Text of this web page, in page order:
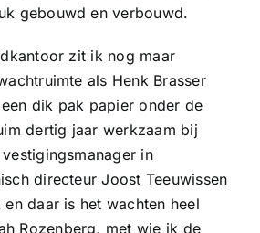
gebouwd en verbouwd.
zit ik nog maar
als Henk Brasser
dik pak papier onder de
dertig jaar werkzaam bij
in
directeur Joost Teeuwissen
daar is het wachten heel
Rozenberg, met wie ik de